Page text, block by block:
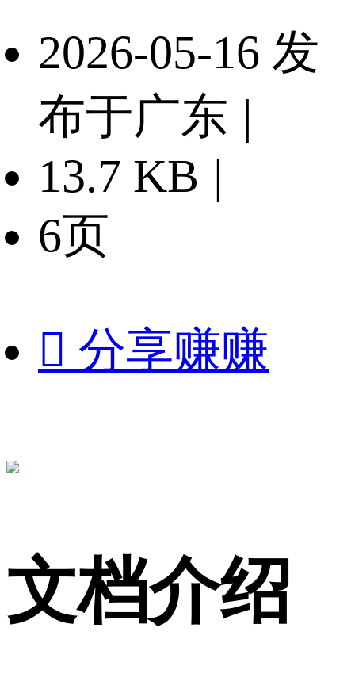
2026-05-16 发
布于广东 |
13.7 KB |
6页
 分享赚赚
文档介绍